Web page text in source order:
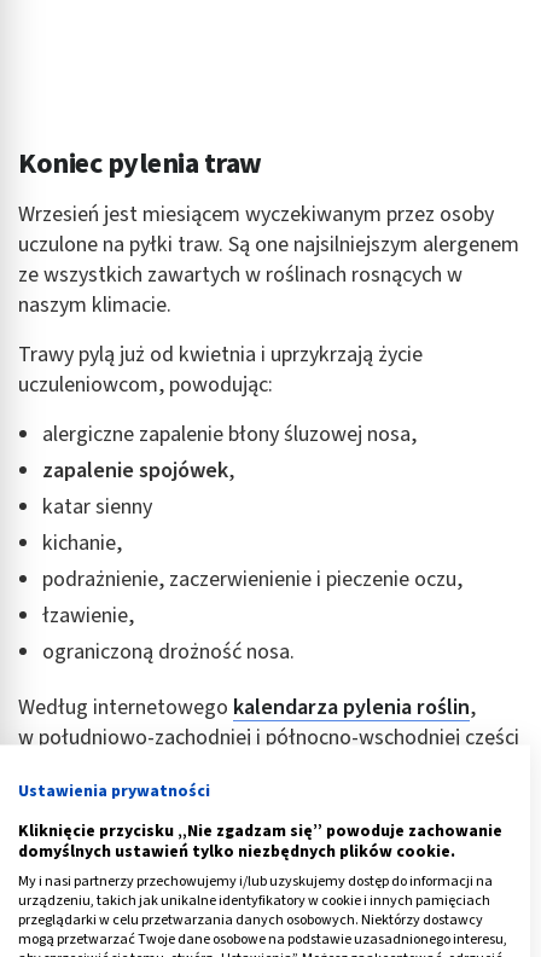
Koniec pylenia traw
Wrzesień jest miesiącem wyczekiwanym przez osoby
uczulone na pyłki traw. Są one najsilniejszym alergenem
ze wszystkich zawartych w roślinach rosnących w
naszym klimacie.
Trawy pylą już od kwietnia i uprzykrzają życie
uczuleniowcom, powodując:
alergiczne zapalenie błony śluzowej nosa,
zapalenie spojówek,
katar sienny
kichanie,
podrażnienie, zaczerwienienie i pieczenie oczu,
łzawienie,
ograniczoną drożność nosa.
Według internetowego kalendarza pylenia roślin,
w południowo-zachodniej i północno-wschodniej części
dniach września. W pozostałych częściach kraju
stężenie ich pyłków zanika około tygodnia lub dwóch
później (wiele zależy też od panujących warunków
atmosferycznych).
Warto pamiętać, że pyłki traw najsilniejsze objawy
Ustawienia prywatności
Kliknięcie przycisku „Nie zgadzam się” powoduje zachowanie
domyślnych ustawień tylko niezbędnych plików cookie.
My i nasi partnerzy przechowujemy i/lub uzyskujemy dostęp do informacji na
urządzeniu, takich jak unikalne identyfikatory w cookie i innych pamięciach
przeglądarki w celu przetwarzania danych osobowych. Niektórzy dostawcy
mogą przetwarzać Twoje dane osobowe na podstawie uzasadnionego interesu,